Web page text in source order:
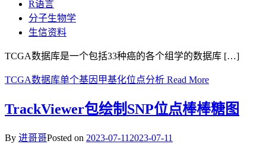
R语言
分子生物学
生信资料
TCGA数据库是一个包括33种癌的各个组学的数据库 […]
TCGA数据库单个基因甲基化位点分析 Read More
TrackViewer包绘制SNP位点棒棒糖图
By 进哥哥Posted on 2023-07-11 2023-07-11